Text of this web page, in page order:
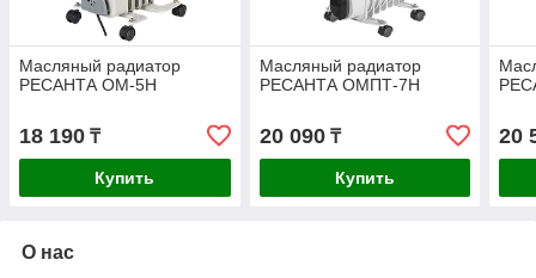
Масляный радиатор
РЕСАНТА ОМ-5Н
18 190 ₸
Купить
Масляный радиатор
РЕСАНТА ОМПТ-7Н
20 090₸
Купить
20
О нас